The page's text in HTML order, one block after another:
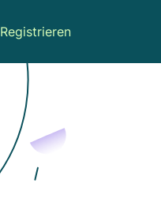
Registrieren